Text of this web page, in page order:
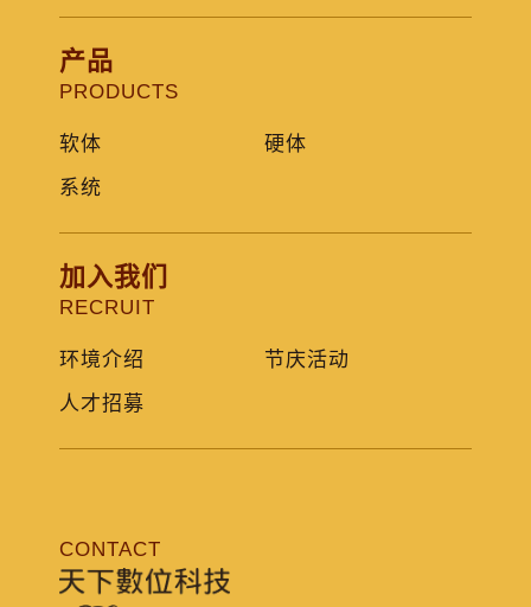
产品
PRODUCTS
软体
硬体
系统
加入我们
RECRUIT
环境介绍
节庆活动
人才招募
CONTACT